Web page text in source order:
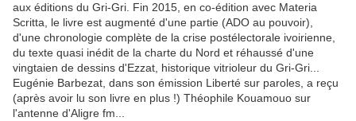
aux éditions du Gri-Gri. Fin 2015, en co-édition avec Materia
Scritta, le livre est augmenté d'une partie (ADO au pouvoir),
d'une chronologie complète de la crise postélectorale ivoirienne,
du texte quasi inédit de la charte du Nord et réhaussé d'une
vingtaien de dessins d'Ezzat, historique vitrioleur du Gri-Gri...
Eugénie Barbezat, dans son émission Liberté sur paroles, a reçu
(après avoir lu son livre en plus !) Théophile Kouamouo sur
l'antenne d'Aligre fm...